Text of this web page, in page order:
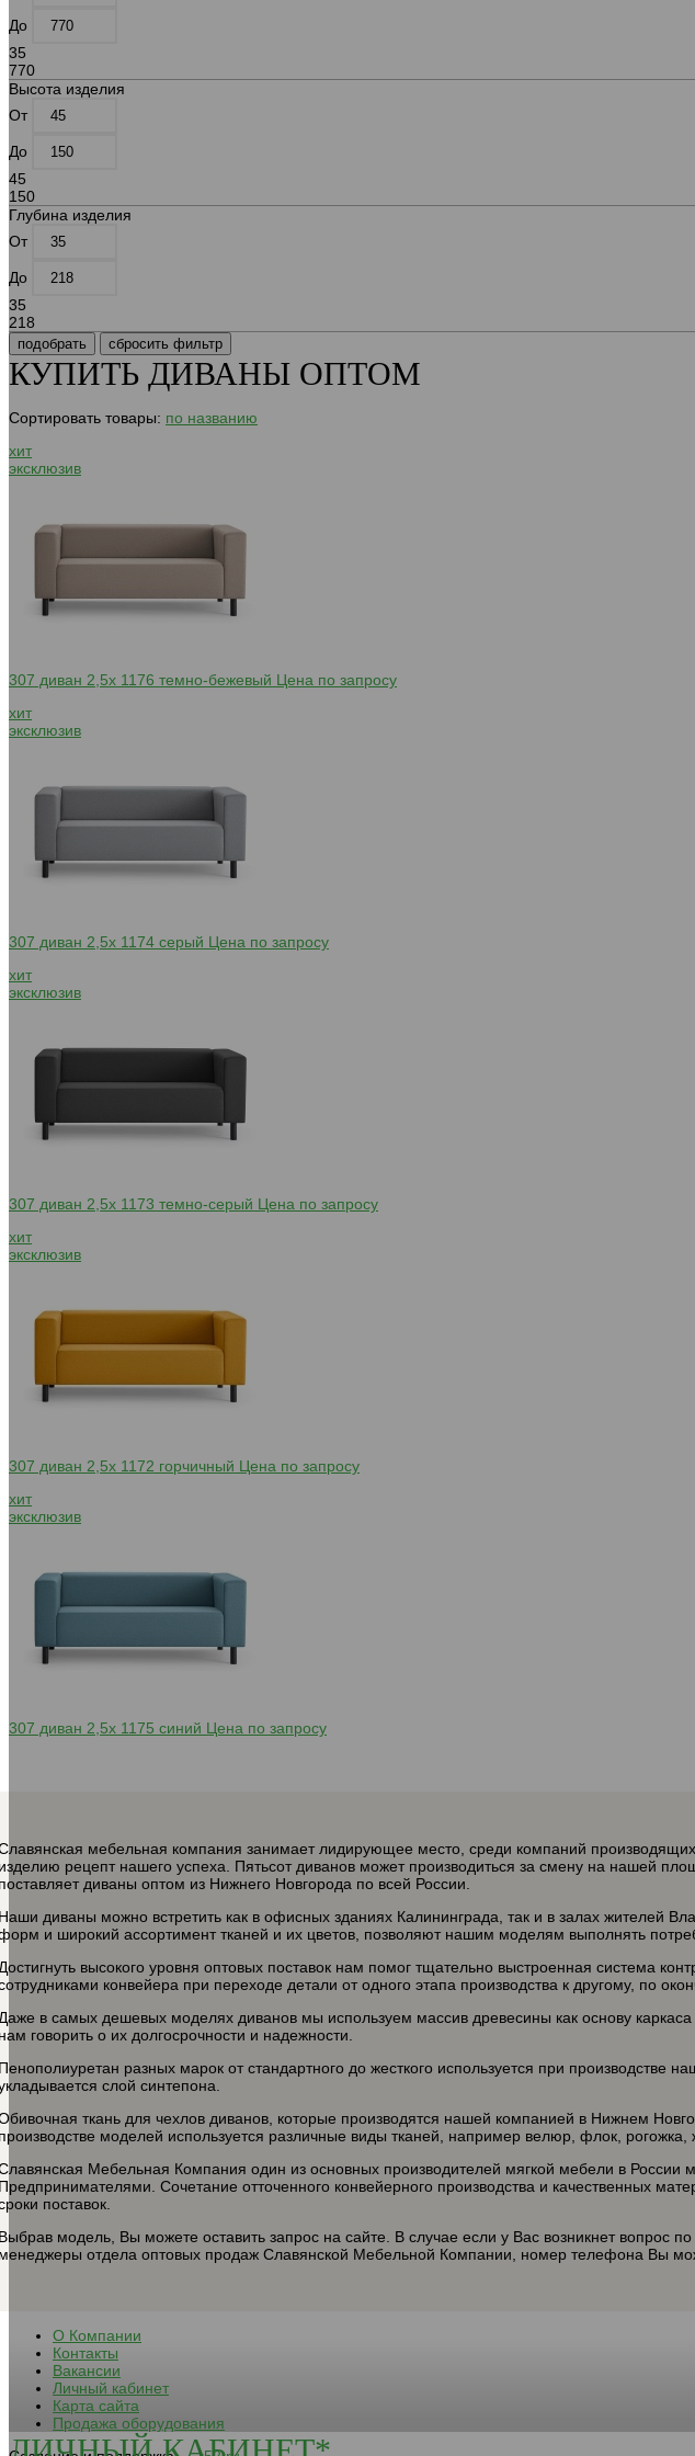
До
35
770
Высота изделия
От
До
45
150
Глубина изделия
От
До
35
218
КУПИТЬ ДИВАНЫ ОПТОМ
Сортировать товары: по названию
хит
эксклюзив
307 диван 2,5х 1176 темно-бежевый Цена по запросу
хит
эксклюзив
307 диван 2,5х 1174 серый Цена по запросу
хит
эксклюзив
307 диван 2,5х 1173 темно-серый Цена по запросу
хит
эксклюзив
307 диван 2,5х 1172 горчичный Цена по запросу
хит
эксклюзив
307 диван 2,5х 1175 синий Цена по запросу
мебельная компания занимает лидирующее место, среди компаний
рецепт нашего успеха. Пятьсот диванов может производиться за смену на нашей
диваны оптом из Нижнего Новгорода по всей России.
диваны можно встретить как в офисных зданиях Калининграда, так и в залах жителей
и широкий ассортимент тканей и их цветов, позволяют нашим моделям выполнять
высокого уровня оптовых поставок нам помог тщательно выстроенная система
конвейера при переходе детали от одного этапа производства к другому, по
в самых дешевых моделях диванов мы используем массив древесины как основу
говорить о их долгосрочности и надежности.
разных марок от стандартного до жесткого используется при
слой синтепона.
ткань для чехлов диванов, которые производятся нашей компанией в Нижнем
моделей используется различные виды тканей, например велюр, флок,
Мебельная Компания один из основных производителей мягкой мебели в
Сочетание отточенного конвейерного производства и качественных
поставок.
модель, Вы можете оставить запрос на сайте. В случае если у Вас возникнет вопрос
отдела оптовых продаж Славянской Мебельной Компании, номер телефона Вы
О Компании
Контакты
Вакансии
Личный кабинет
Карта сайта
Продажа оборудования